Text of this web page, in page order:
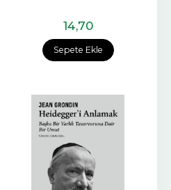
Sepete Ekle
14,70